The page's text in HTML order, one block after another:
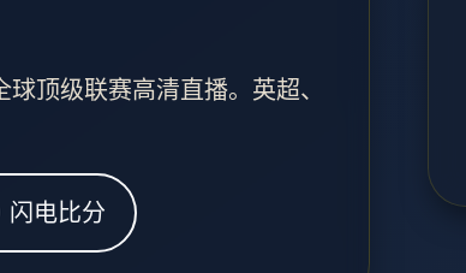
顶级联赛高清直播。英超、
闪电比分